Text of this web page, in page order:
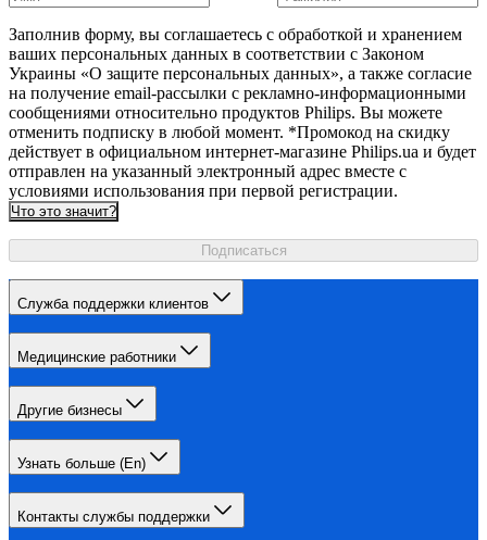
Заполнив форму, вы соглашаетесь с обработкой и хранением
ваших персональных данных в соответствии с Законом
Украины «О защите персональных данных», а также согласие
на получение email-рассылки с рекламно-информационными
сообщениями относительно продуктов Philips. Вы можете
отменить подписку в любой момент. *Промокод на скидку
действует в официальном интернет-магазине Philips.ua и будет
отправлен на указанный электронный адрес вместе с
условиями использования при первой регистрации.
Что это значит?
Подписаться
Служба поддержки клиентов
Медицинские работники
Другие бизнесы
Узнать больше (En)
Контакты службы поддержки